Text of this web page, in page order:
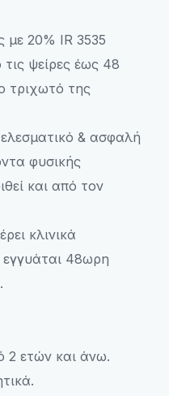
με 20% ΙR 3535
ψείρες έως 48
τριχωτό της
& ασφαλή
φυσικής
και από τον
κλινικά
48ωρη
2 ετών και άνω.